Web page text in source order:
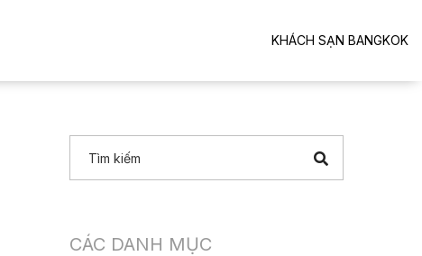
KHÁCH SẠN BANGKOK
CÁC DANH MỤC